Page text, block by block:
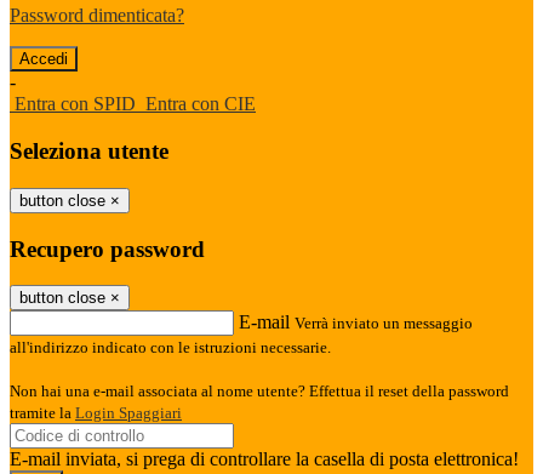
Password dimenticata?
-
Entra con SPID Entra con CIE
Seleziona utente
button close ×
Recupero password
button close ×
E-mail Verrà inviato un messaggio
all'indirizzo indicato con le istruzioni necessarie.
Non hai una e-mail associata al nome utente? Effettua il reset della password
tramite la Login Spaggiari
E-mail inviata, si prega di controllare la casella di posta elettronica!